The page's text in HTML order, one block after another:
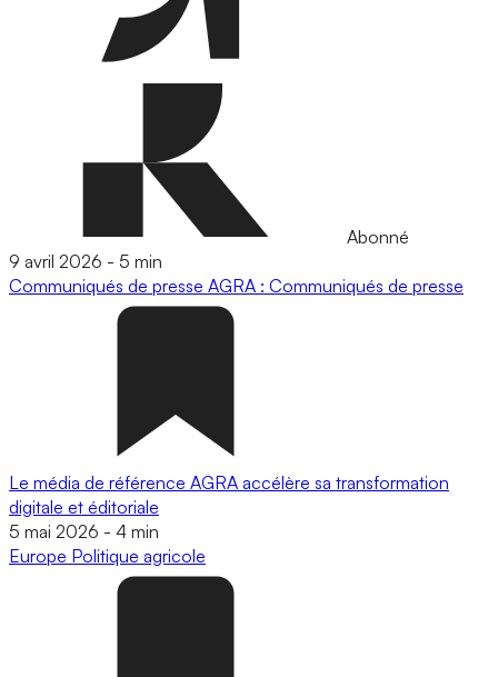
Abonné
9 avril 2026 - 5 min
Communiqués de presse AGRA : Communiqués de presse
Le média de référence AGRA accélère sa transformation
digitale et éditoriale
5 mai 2026 - 4 min
Europe Politique agricole